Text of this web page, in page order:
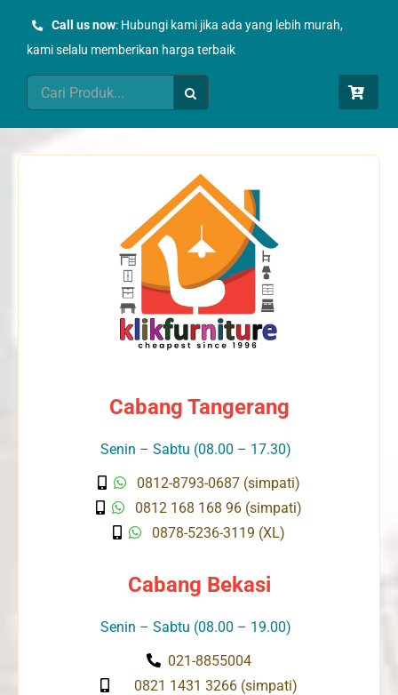
Call us now: Hubungi kami jika ada yang lebih murah,
kami selalu memberikan harga terbaik
Search
for:
Cabang Tangerang
Senin – Sabtu (08.00 – 17.30)
0812-8793-0687 (simpati)
0812 168 168 96 (simpati)
0878-5236-3119 (XL)
Cabang Bekasi
Senin – Sabtu (08.00 – 19.00)
021-8855004
0821 1431 3266 (simpati)